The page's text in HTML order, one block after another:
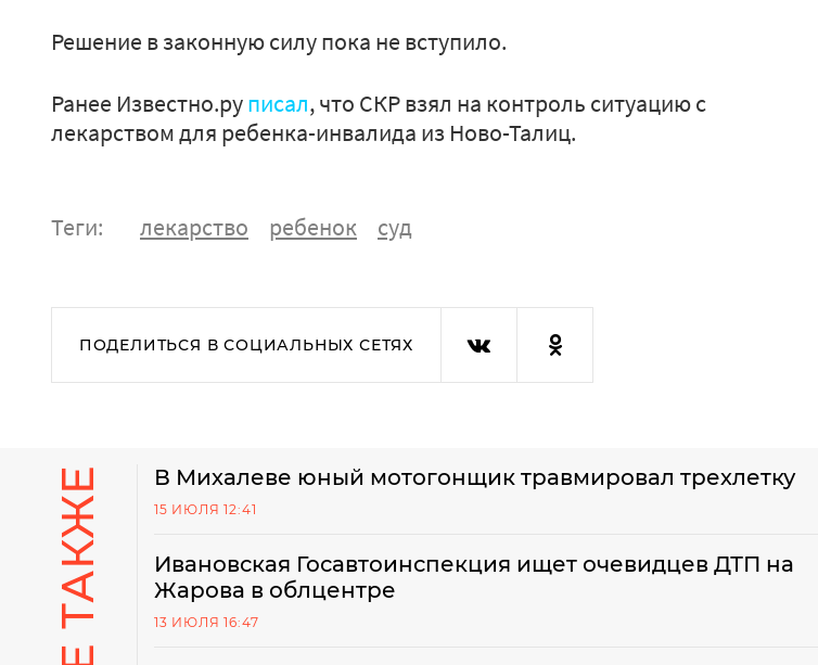
Решение в законную силу пока не вступило.
Ранее Известно.руписал, что СКР взял на контроль ситуацию с
лекарством для ребенка-инвалида из Ново-Талиц.
Теги: лекарство ребенок суд
ПОДЕЛИТЬСЯ В СОЦИАЛЬНЫХ СЕТЯХ
В Михалеве юный мотогонщик травмировал трехлетку
15 ИЮЛЯ 12:41
Ивановская Госавтоинспекция ищет очевидцев ДТП на
Жарова в облцентре
13 ИЮЛЯ 16:47